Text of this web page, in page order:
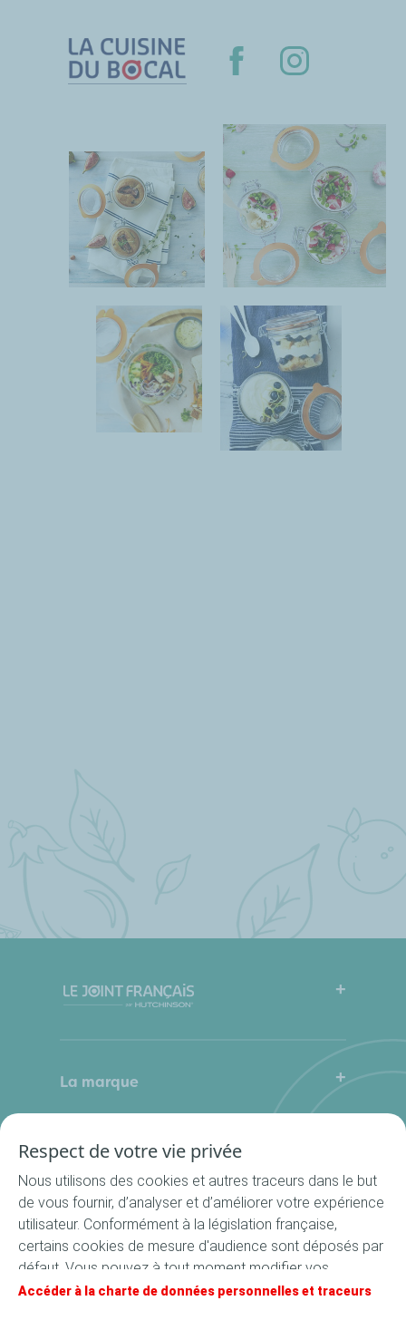
La marque
Qui sommes-nous
Où nous trouver ?
La Cuisine du Bocal
Nos rondelles
Nos accessoires
Recettes
Respect de votre vie privée
Nous utilisons des cookies et autres traceurs dans le but
de vous fournir, d’analyser et d’améliorer votre expérience
utilisateur. Conformément à la législation française,
certains cookies de mesure d'audience sont déposés par
défaut. Vous pouvez à tout moment modifier vos
paramètres de cookies en cliquant sur le bouton « Gérer
Accéder à la charte de données personnelles et traceurs